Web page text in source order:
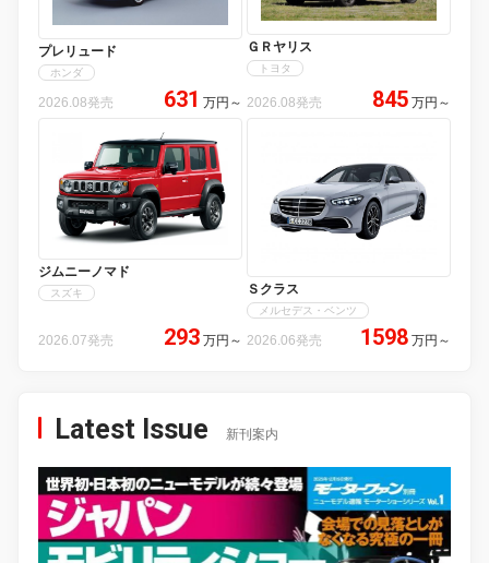
プレリュード
ホンダ
2026.08発売 631 万円 ～
ＧＲヤリス
トヨタ
2026.08発売 845 万円 ～
ジムニーノマド
スズキ
2026.07発売 293 万円 ～
Ｓクラス
メルセデス・ベンツ
2026.06発売 1598 万円 ～
Latest Issue 新刊案内